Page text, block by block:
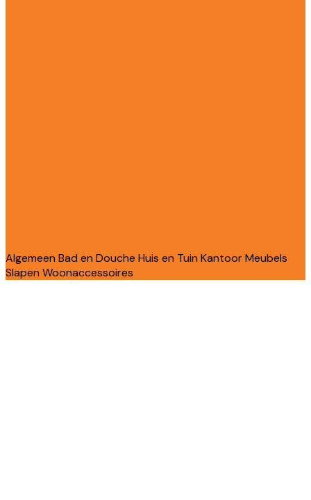
Algemeen Bad en Douche Huis en Tuin KantoorMeubels
Slapen Woonaccessoires